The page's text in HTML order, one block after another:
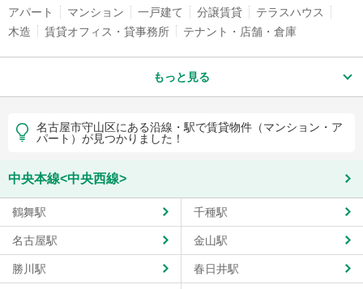
アパート マンション 一戸建て 分譲賃貸
テラスハウス
木造
賃貸オフィス・貸事務所 テナント・店舗・倉庫
もっと見る
名古屋市守山区にある沿線・駅で賃貸物件（マンション・ア
パート）が見つかりました！
中央本線<中央西線>
鶴舞駅 千種駅
名古屋駅 金山駅
勝川駅 春日井駅